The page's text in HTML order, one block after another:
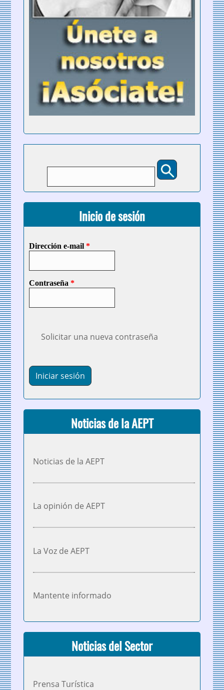
Inicio de sesión
Dirección e-mail *
Contraseña *
Solicitar una nueva contraseña
Noticias de la AEPT
Noticias de la AEPT
La opinión de AEPT
La Voz de AEPT
Mantente informado
Noticias del Sector
Prensa Turística